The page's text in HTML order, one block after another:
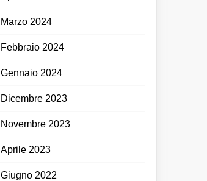
Marzo 2024
Febbraio 2024
Gennaio 2024
Dicembre 2023
Novembre 2023
Aprile 2023
Giugno 2022